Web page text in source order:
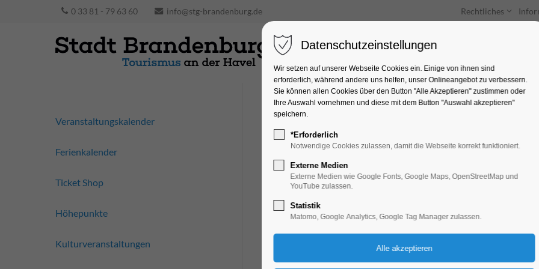
0 33 81 - 79 63 60 info@stg-brandenburg.de Rechtliches
Unterkünfte Entdecken & Erleben
Phantasie &
Ausstellung, Bildung, Vortrag, Kinder,
02.06.2024, 13:00–18:00
Veranstaltungskalender
Ferienkalender
Ticket Shop
Höhepunkte
Kulturveranstaltungen
Datenschutzeinstellungen
Wir setzen auf unserer Webseite Cookies ein. Einige von ihnen sind
erforderlich, während andere uns helfen, unser Onlineangebot zu verbessern.
Sie können allen Cookies über den Button "Alle Akzeptieren" zustimmen oder
Ihre Auswahl vornehmen und diese mit dem Button "Auswahl akzeptieren"
speichern.
*Erforderlich
Notwendige Cookies zulassen, damit die Webseite korrekt funktioniert.
Externe Medien
Externe Medien wie Google Fonts, Google Maps, OpenStreetMap und
YouTube zulassen.
Statistik
Matomo, Google Analytics, Google Tag Manager zulassen.